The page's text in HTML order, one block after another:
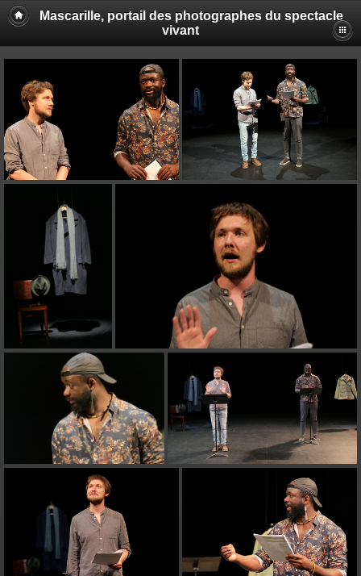
Mascarille, portail des photographes du spectacle
vivant